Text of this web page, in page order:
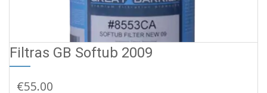
Į KREPŠELĮ
Filtras GB Softub 2009
€55.00